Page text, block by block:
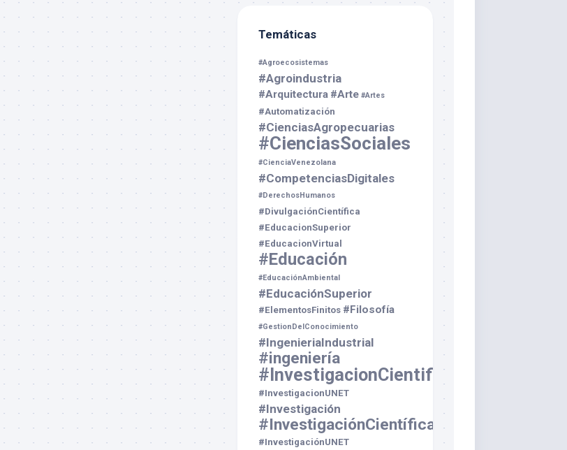
Temáticas
#Agroecosistemas
#Agroindustria
#Arquitectura #Arte #Artes
#Automatización
#CienciasAgropecuarias
#CienciasSociales
#CienciaVenezolana
#CompetenciasDigitales
#DerechosHumanos
#DivulgaciónCientífica
#EducacionSuperior
#EducacionVirtual
#Educación
#EducaciónAmbiental
#EducaciónSuperior
#ElementosFinitos #Filosofía
#GestionDelConocimiento
#IngenieriaIndustrial
#ingeniería
#InvestigacionCientifica
#InvestigacionUNET
#Investigación
#InvestigaciónCientífica
#InvestigaciónUNET